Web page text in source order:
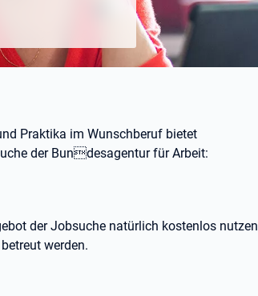
Praktika im Wunschberuf bietet
der Bundesagentur für Arbeit:
der Jobsuche natürlich kostenlos nutzen
werden.